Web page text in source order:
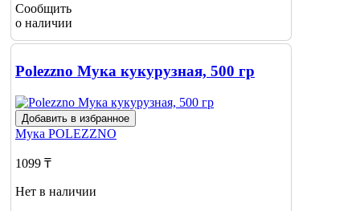
Сообщить
о наличии
Polezzno Мука кукурузная, 500 гр
Добавить в избранное
Мука POLEZZNO
1099 ₸
Нет в наличии